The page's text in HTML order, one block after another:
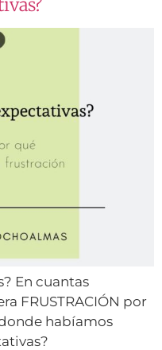
En cuantas
FRUSTRACIÓN por
habíamos